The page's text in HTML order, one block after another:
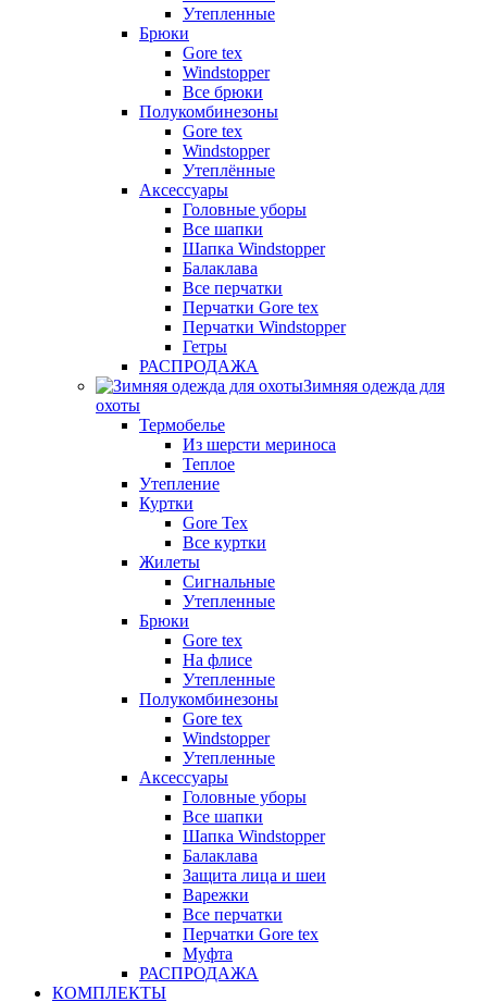
Утепленные
Брюки
Gore tex
Windstopper
Все брюки
Полукомбинезоны
Gore tex
Windstopper
Утеплённые
Аксессуары
Головные уборы
Все шапки
Шапка Windstopper
Балаклава
Все перчатки
Перчатки Gore tex
Перчатки Windstopper
Гетры
РАСПРОДАЖА
Зимняя одежда для
охоты
Термобелье
Из шерсти мериноса
Теплое
Утепление
Куртки
Gore Tex
Все куртки
Жилеты
Сигнальные
Утепленные
Брюки
Gore tex
На флисе
Утепленные
Полукомбинезоны
Gore tex
Windstopper
Утепленные
Аксессуары
Головные уборы
Все шапки
Шапка Windstopper
Балаклава
Защита лица и шеи
Варежки
Все перчатки
Перчатки Gore tex
Муфта
РАСПРОДАЖА
КОМПЛЕКТЫ